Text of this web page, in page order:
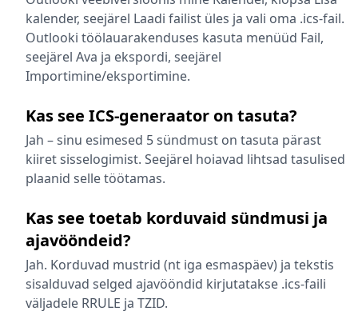
kalender, seejärel Laadi failist üles ja vali oma .ics-fail.
Outlooki töölauarakenduses kasuta menüüd Fail,
seejärel Ava ja ekspordi, seejärel
Importimine/eksportimine.
Kas see ICS-generaator on tasuta?
Jah – sinu esimesed 5 sündmust on tasuta pärast
kiiret sisselogimist. Seejärel hoiavad lihtsad tasulised
plaanid selle töötamas.
Kas see toetab korduvaid sündmusi ja
ajavööndeid?
Jah. Korduvad mustrid (nt iga esmaspäev) ja tekstis
sisalduvad selged ajavööndid kirjutatakse .ics-faili
väljadele RRULE ja TZID.